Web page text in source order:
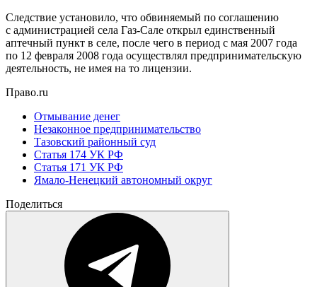
Следствие установило, что обвиняемый по соглашению
с администрацией села Газ-Сале открыл единственный
аптечный пункт в селе, после чего в период с мая 2007 года
по 12 февраля 2008 года осуществлял предпринимательскую
деятельность, не имея на то лицензии.
Право.ru
Отмывание денег
Незаконное предпринимательство
Тазовский районный суд
Статья 174 УК РФ
Статья 171 УК РФ
Ямало-Ненецкий автономный округ
Поделиться